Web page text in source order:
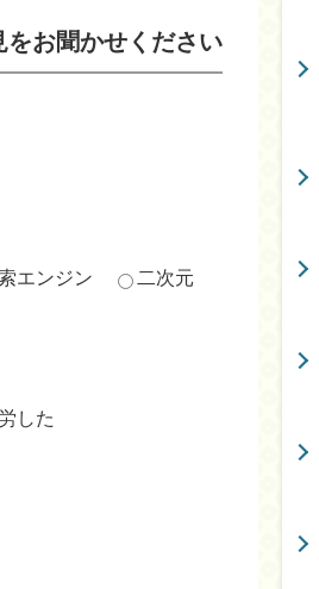
お聞かせください
エンジン
二次元
した